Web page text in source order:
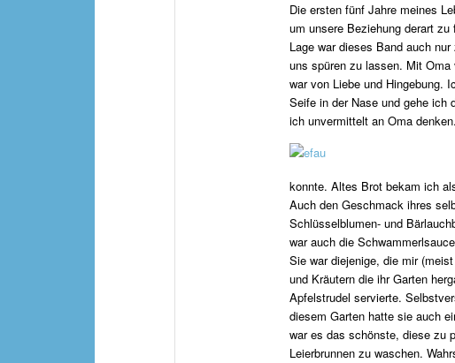
Die ersten fünf Jahre meines
um unsere Beziehung derart
Lage war dieses Band auch
uns spüren zu lassen. Mit
war von Liebe und Hingebung.
Seife in der Nase und gehe ich
ich unvermittelt an Oma denken.
konnte. Altes Brot bekam ich
Auch den Geschmack ihres
Schlüsselblumen- und
war auch die
Sie war diejenige, die mir
und Kräutern die ihr Garten
Apfelstrudel servierte.
diesem Garten hatte sie auch
war es das schönste, diese zu
Leierbrunnen zu waschen.